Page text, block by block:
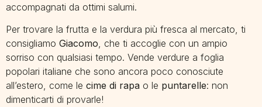
accompagnati da ottimi salumi.
Per trovare la frutta e la verdura più fresca al mercato, ti
consigliamo Giacomo , che ti accoglie con un ampio
sorriso con qualsiasi tempo. Vende verdure a foglia
popolari italiane che sono ancora poco conosciute
all’estero, come le cime di rapa o le puntarelle: non
dimenticarti di provarle!